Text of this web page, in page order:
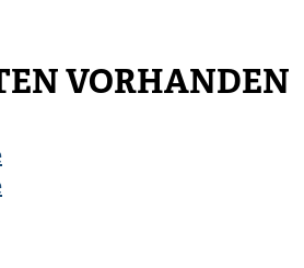
VORHANDEN